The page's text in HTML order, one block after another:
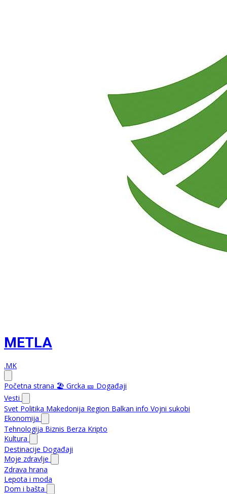
METLA
.MK
Početna strana 🏖️ Grcka 🎫 Događaji
Vesti
Svet Politika Makedonija Region Balkan info Vojni sukobi
Ekonomija
Tehnologija Biznis Berza Kripto
Kultura
Destinacije Događaji
Moje zdravlje
Zdrava hrana
Lepota i moda
Dom i bašta